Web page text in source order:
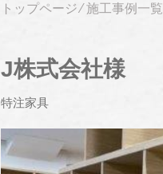
トップページ⁄施工事例一覧
J株式会社様
特注家具